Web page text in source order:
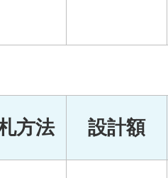
方法 設計額